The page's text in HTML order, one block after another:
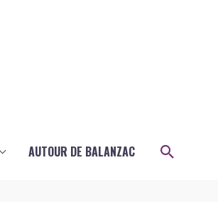
AUTOUR DE BALANZAC